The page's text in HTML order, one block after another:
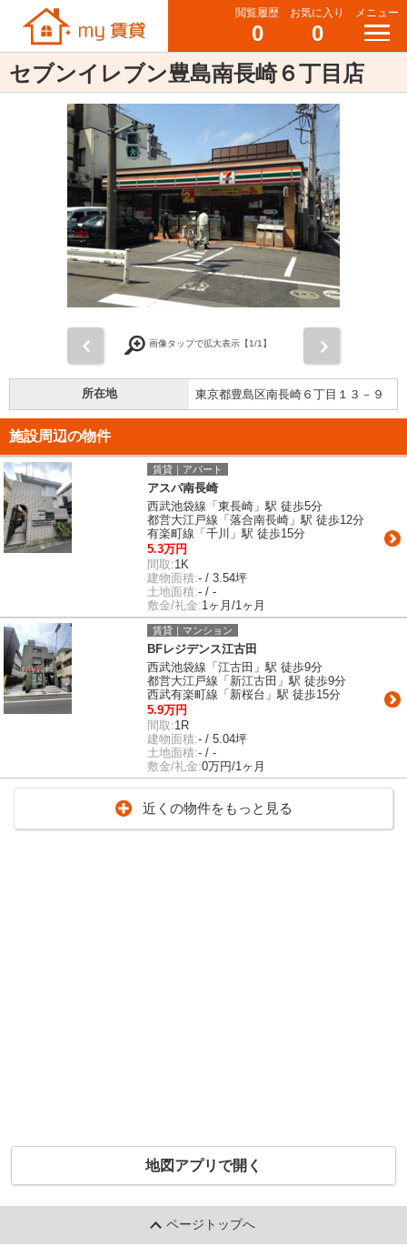
閲覧履歴
0
お気に入り
0
メニュー
セブンイレブン豊島南長崎６丁目店
画像タップで拡大表示【1/1】
所在地 東京都豊島区南長崎６丁目１３－９
施設周辺の物件
賃貸｜アパート
アスパ南長崎
西武池袋線「東長崎」駅 徒歩5分
都営大江戸線「落合南長崎」駅 徒歩12分
有楽町線「千川」駅 徒歩15分
5.3万円
間取:1K
建物面積:- / 3.54坪
土地面積:- / -
敷金/礼金:1ヶ月/1ヶ月
賃貸｜マンション
BFレジデンス江古田
西武池袋線「江古田」駅 徒歩9分
都営大江戸線「新江古田」駅 徒歩9分
西武有楽町線「新桜台」駅 徒歩15分
5.9万円
間取:1R
建物面積:- / 5.04坪
土地面積:- / -
敷金/礼金:0万円/1ヶ月
近くの物件をもっと見る
地図アプリで開く
ページトップへ